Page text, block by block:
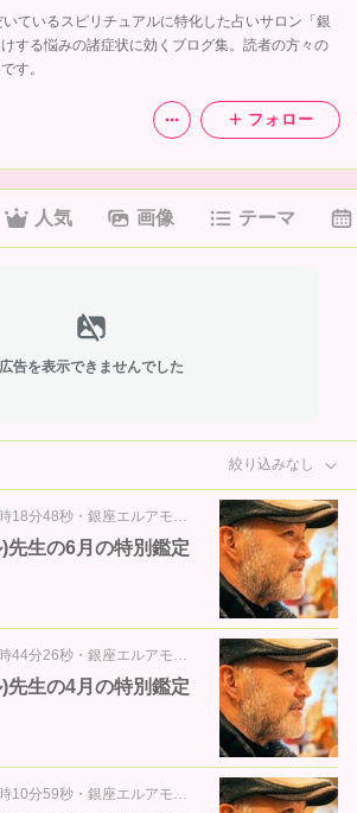
ているスピリチュアルに特化した占いサロン「銀
する悩みの諸症状に効くブログ集。読者の方々の
す。
フォロー
人気 画像 テーマ
広告を表示できませんでした
絞り込みなし
18分48秒 ・ 銀座エルアモール通信
先生の6月の特別鑑定
44分26秒 ・ 銀座エルアモール通信
先生の4月の特別鑑定
10分59秒 ・ 銀座エルアモール通信